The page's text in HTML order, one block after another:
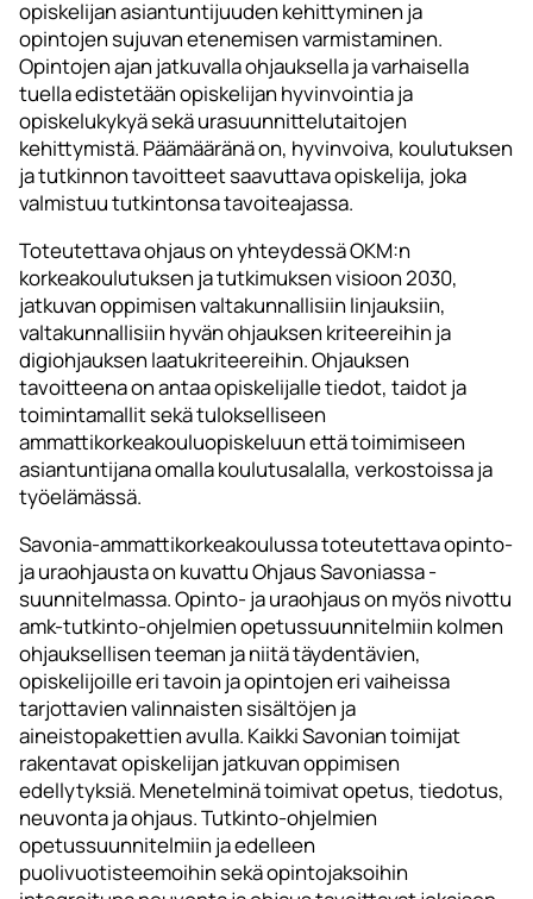
opiskelijan asiantuntijuuden kehittyminen ja
opintojen sujuvan etenemisen varmistaminen.
Opintojen ajan jatkuvalla ohjauksella ja varhaisella
tuella edistetään opiskelijan hyvinvointia ja
opiskelukykyä sekä urasuunnittelutaitojen
kehittymistä. Päämääränä on, hyvinvoiva, koulutuksen
ja tutkinnon tavoitteet saavuttava opiskelija, joka
valmistuu tutkintonsa tavoiteajassa.
Toteutettava ohjaus on yhteydessä OKM:n
korkeakoulutuksen ja tutkimuksen visioon 2030,
jatkuvan oppimisen valtakunnallisiin linjauksiin,
valtakunnallisiin hyvän ohjauksen kriteereihin ja
digiohjauksen laatukriteereihin. Ohjauksen
tavoitteena on antaa opiskelijalle tiedot, taidot ja
toimintamallit sekä tulokselliseen
ammattikorkeakouluopiskeluun että toimimiseen
asiantuntijana omalla koulutusalalla, verkostoissa ja
työelämässä.
Savonia-ammattikorkeakoulussa toteutettava opinto-
ja uraohjausta on kuvattu Ohjaus Savoniassa -
suunnitelmassa. Opinto- ja uraohjaus on myös nivottu
amk-tutkinto-ohjelmien opetussuunnitelmiin kolmen
ohjauksellisen teeman ja niitä täydentävien,
opiskelijoille eri tavoin ja opintojen eri vaiheissa
tarjottavien valinnaisten sisältöjen ja
aineistopakettien avulla. Kaikki Savonian toimijat
rakentavat opiskelijan jatkuvan oppimisen
edellytyksiä. Menetelminä toimivat opetus, tiedotus,
neuvonta ja ohjaus. Tutkinto-ohjelmien
opetussuunnitelmiin ja edelleen
puolivuotisteemoihin sekä opintojaksoihin